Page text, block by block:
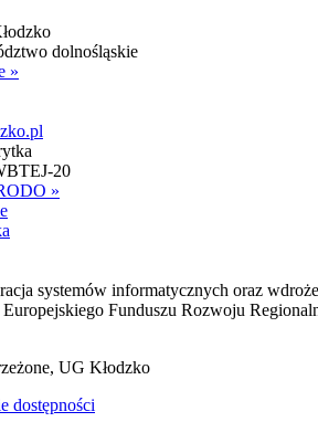
dolnośląskie
»
20
»
systemów informatycznych oraz
Funduszu Rozwoju
UG Kłodzko
dostępności